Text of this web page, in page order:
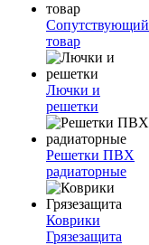
Сопутствующий
товар
Лючки и
решетки
Решетки ПВХ
радиаторные
Коврики
Грязезащита